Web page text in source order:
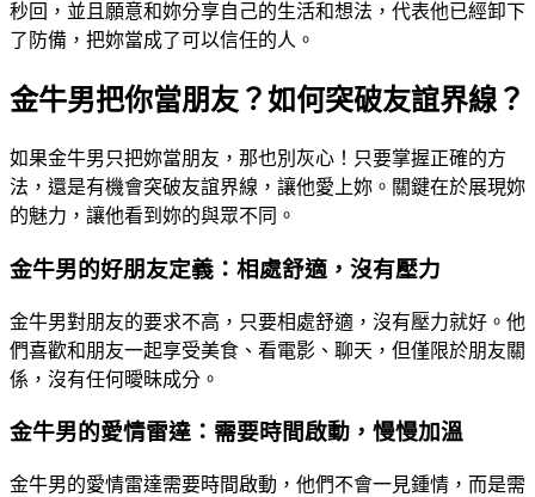
秒回，並且願意和妳分享自己的生活和想法，代表他已經卸下
了防備，把妳當成了可以信任的人。
金牛男把你當朋友？如何突破友誼界線？
如果金牛男只把妳當朋友，那也別灰心！只要掌握正確的方
法，還是有機會突破友誼界線，讓他愛上妳。關鍵在於展現妳
的魅力，讓他看到妳的與眾不同。
金牛男的好朋友定義：相處舒適，沒有壓力
金牛男對朋友的要求不高，只要相處舒適，沒有壓力就好。他
們喜歡和朋友一起享受美食、看電影、聊天，但僅限於朋友關
係，沒有任何曖昧成分。
金牛男的愛情雷達：需要時間啟動，慢慢加溫
金牛男的愛情雷達需要時間啟動，他們不會一見鍾情，而是需